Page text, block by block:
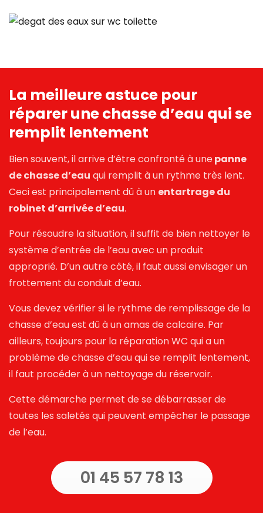
La meilleure astuce pour
réparer une chasse d’eau qui se
remplit lentement
Bien souvent, il arrive d’être confronté à unepanne
de chasse d’eau qui remplit à un rythme très lent.
Ceci est principalement dû à un entartrage du
robinet d’arrivée d’eau.
Pour résoudre la situation, il suffit de bien nettoyer le
système d’entrée de l’eau avec un produit
approprié. D’un autre côté, il faut aussi envisager un
frottement du conduit d’eau.
Vous devez vérifier si le rythme de remplissage de la
chasse d’eauest dû à un amas de calcaire. Par
ailleurs, toujours pour la réparation WC qui a un
problème de chasse d’eau qui se remplit lentement,
il faut procéder à un nettoyage du réservoir.
Cette démarche permet de se débarrasser de
toutes les saletés qui peuvent empêcher le passage
de l’eau.
01 45 57 78 13